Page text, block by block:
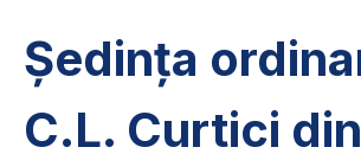
Ședința
C.L. Curtici din